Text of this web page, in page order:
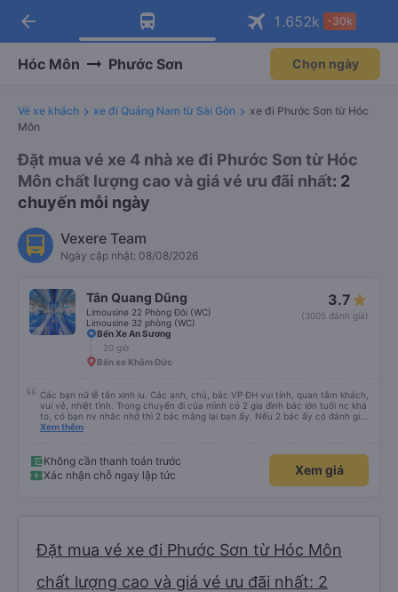
Tải app Vexere ngay!
Nhận ưu đãi thành viên độc
Mở app
Tải app Vexere
-30k/ghế khi đặt vé máy bay qua
Mở app
arrow_back 1.652k -30k
Hóc Môn Phước Sơn Chọn ngày
Vé xe khách xe đi Quảng Nam từ Sài Gòn
xe đi Phước Sơn từ Hóc
Môn
Đặt mua vé xe 4 nhà xe đi Phước Sơn từ Hóc
Môn chất lượng cao và giá vé ưu đãi nhất: 2
chuyến mỗi ngày
Vexere Team
Ngày cập nhật: 08/08/2026
Tân Quang Dũng
Limousine 22 Phòng Đôi (WC)
Limousine 32 phòng (WC)
3.7
(3005 đánh giá)
Bến Xe An Sương
20 giờ
Bến xe Khâm Đức
Các bạn nữ lễ tân xinh iu. Các anh, chú, bác VP ĐH vui tính, quan tâm khách,
vui vẻ, nhiệt tình. Trong chuyến đi của mình có 2 gia đình bác lớn tuổi nc khá
to, có bạn nv nhắc nhở thì 2 bác mắng lại bạn ấy. Nếu 2 bác ấy có đánh giá
xấu thì mình ngược lại nha. Bạn ấy nhắc nhở rất đúng. 2 bác nói rất to. To
bạn ấy nha. Nếu bạn ấy bị trừ thì bảo bạn ấy liên hệ sđt của mình, mình hỗ
trợ ạ. Số mình đuôi 666, chuyến ĐH-NT ngày 16/1. À các bạn nữ lễ tân xinh
iu còn đổi cho mình phòng đơn sang đôi xong còn note là (một mình) yêu
Xem thêm
Không cần thanh toán trước
Xác nhận chỗ ngay lập tức
Xem giá
Đặt mua vé xe đi Phước Sơn từ Hóc Môn
chất lượng cao và giá vé ưu đãi nhất: 2